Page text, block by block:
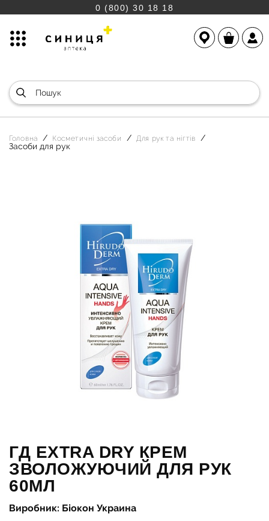
0 (800) 30 18 18
Головна Косметичні засоби Для рук та нігтів
Засоби для рук
ГД EXTRA DRY КРЕМ
ЗВОЛОЖУЮЧИЙ ДЛЯ РУК
60МЛ
Виробник: Біокон Украина